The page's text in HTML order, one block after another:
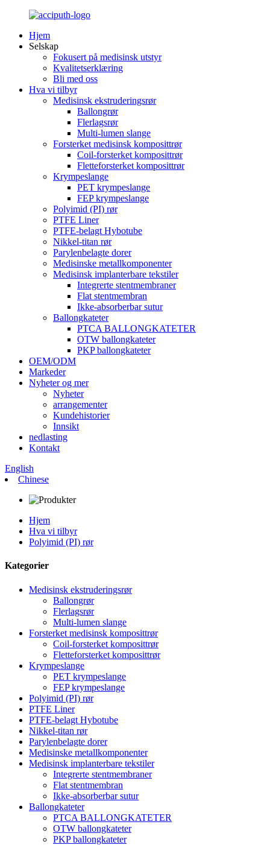
Hjem
Selskap
Fokusert på medisinsk utstyr
Kvalitetserklæring
Bli med oss
Hva vi tilbyr
Medisinsk ekstruderingsrør
Ballongrør
Flerlagsrør
Multi-lumen slange
Forsterket medisinsk komposittrør
Coil-forsterket komposittrør
Fletteforsterket komposittrør
Krympeslange
PET krympeslange
FEP krympeslange
Polyimid (PI) rør
PTFE Liner
PTFE-belagt Hybotube
Nikkel-titan rør
Parylenbelagte dorer
Medisinske metallkomponenter
Medisinsk implanterbare tekstiler
Integrerte stentmembraner
Flat stentmembran
Ikke-absorberbar sutur
Ballongkateter
PTCA BALLONGKATETER
OTW ballongkateter
PKP ballongkateter
OEM/ODM
Markeder
Nyheter og mer
Nyheter
arrangementer
Kundehistorier
Innsikt
nedlasting
Kontakt
English
Chinese
Hjem
Hva vi tilbyr
Polyimid (PI) rør
Kategorier
Medisinsk ekstruderingsrør
Ballongrør
Flerlagsrør
Multi-lumen slange
Forsterket medisinsk komposittrør
Coil-forsterket komposittrør
Fletteforsterket komposittrør
Krympeslange
PET krympeslange
FEP krympeslange
Polyimid (PI) rør
PTFE Liner
PTFE-belagt Hybotube
Nikkel-titan rør
Parylenbelagte dorer
Medisinske metallkomponenter
Medisinsk implanterbare tekstiler
Integrerte stentmembraner
Flat stentmembran
Ikke-absorberbar sutur
Ballongkateter
PTCA BALLONGKATETER
OTW ballongkateter
PKP ballongkateter